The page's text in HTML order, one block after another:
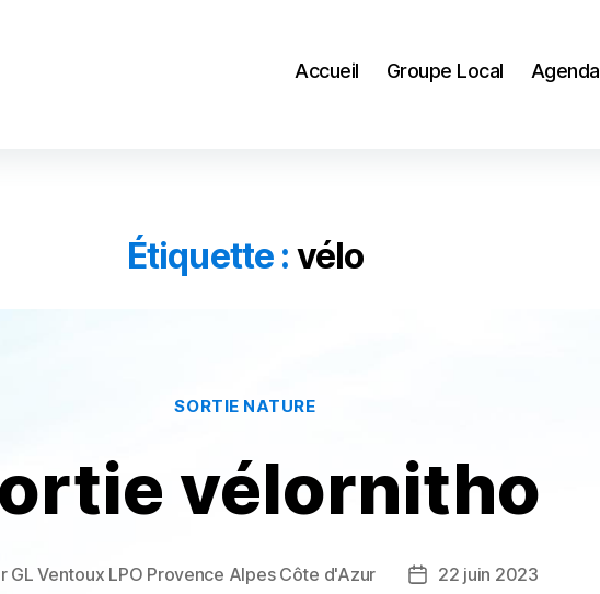
Accueil Groupe Local Agenda
Étiquette : vélo
Catégories
SORTIE NATURE
vélornitho
GL Ventoux LPO Provence Alpes Côte d'Azur
Date22 juin 2023